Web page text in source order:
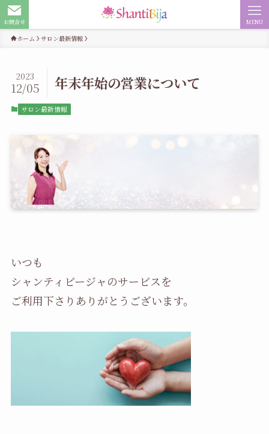
お問合せ MENU
ホーム サロン最新情報
年末年始の営業について
2023
12/05
サロン最新情報
いつも
シャンティビージャのサービスを
ご利用下さりありがとうございます。